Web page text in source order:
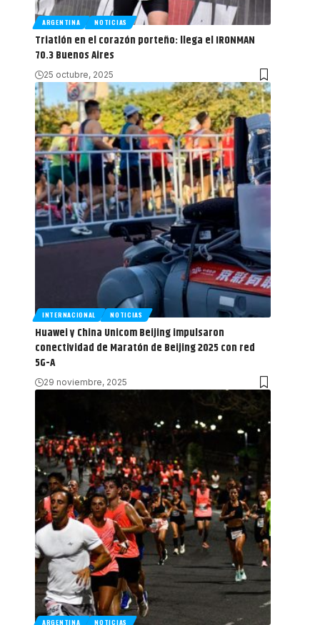
ARGENTINA NOTICIAS
Triatlón en el corazón porteño: llega el IRONMAN
70.3 Buenos Aires
25 octubre, 2025
INTERNACIONAL NOTICIAS
Huawei y China Unicom Beijing impulsaron
conectividad de Maratón de Beijing 2025 con red
5G-A
29 noviembre, 2025
ARGENTINA NOTICIAS